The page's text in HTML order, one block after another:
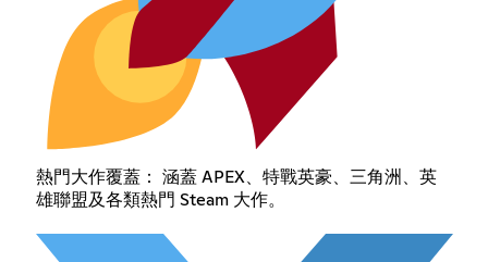
熱門大作覆蓋： 涵蓋 APEX、特戰英豪、三角洲、英
雄聯盟及各類熱門 Steam 大作。